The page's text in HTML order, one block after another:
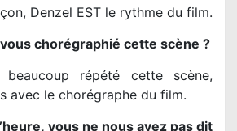
Denzel EST le rythme du film.
chorégraphié cette scène ?
beaucoup répété cette scène,
avec le chorégraphe du film.
vous ne nous avez pas dit